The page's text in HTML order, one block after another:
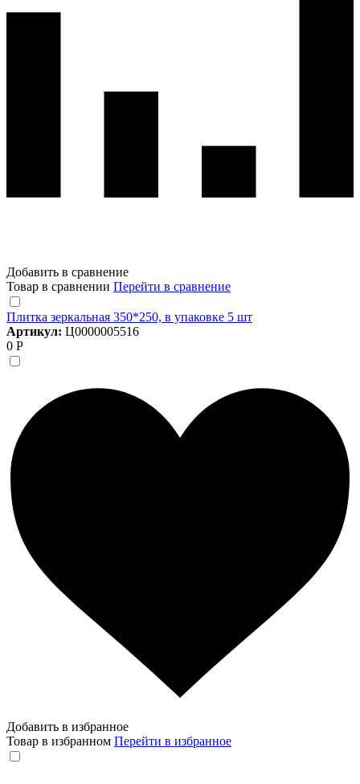
Добавить в сравнение
Товар в сравнении Перейти в сравнение
Плитка зеркальная 350*250, в упаковке 5 шт
Артикул: Ц0000005516
0 Р
Добавить в избранное
Товар в избранном Перейти в избранное